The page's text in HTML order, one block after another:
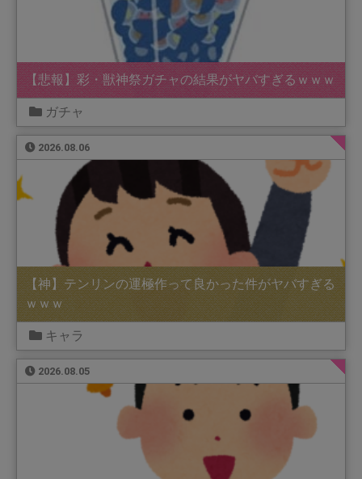
【悲報】彩・獣神祭ガチャの結果がヤバすぎるｗｗｗ
ガチャ
2026.08.06
【神】テンリンの運極作って良かった件がヤバすぎる
ｗｗｗ
キャラ
2026.08.05